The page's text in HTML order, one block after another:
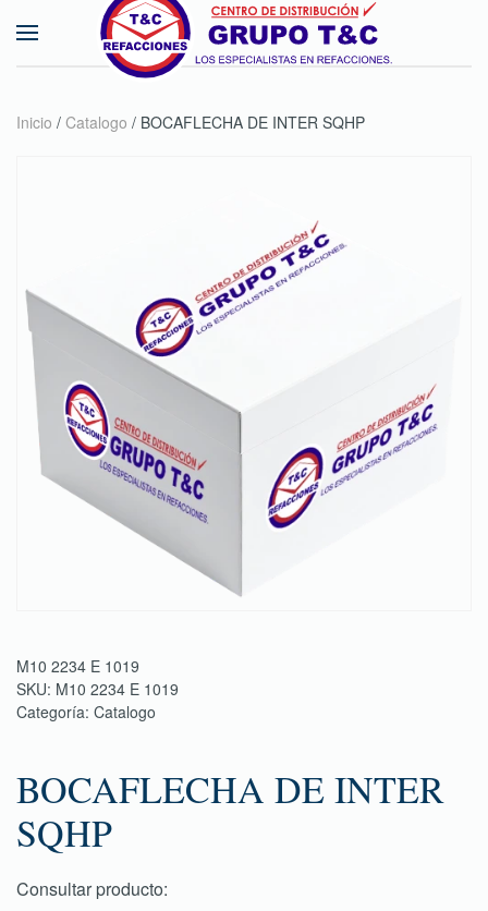
Skip to main content
Inicio / Catalogo / BOCAFLECHA DE INTER SQHP
M10 2234 E 1019
SKU: M10 2234 E 1019
Categoría: Catalogo
BOCAFLECHA DE INTER
SQHP
Consultar producto: